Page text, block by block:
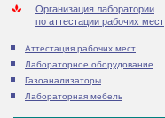
Организация лаборатории
по аттестации рабочих мест
Аттестация рабочих мест
Лабораторное оборудование
Газоанализаторы
Лабораторная мебель